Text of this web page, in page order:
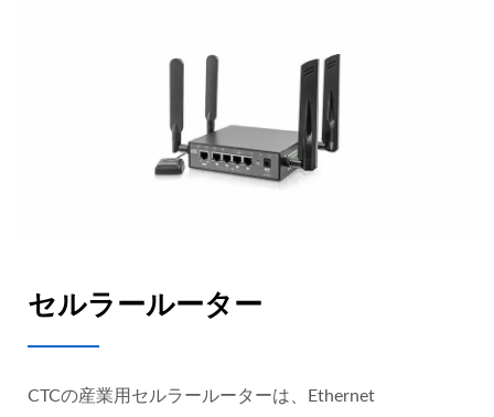
セルラールーター
CTCの産業用セルラールーターは、Ethernet